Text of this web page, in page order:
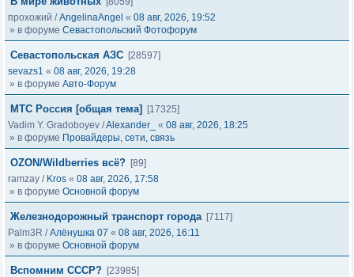
прохожий /AngelinaAngel « 08 авг, 2026, 19:52
» в форуме Севастопольский Фотофорум
Севастопольская АЗС [28597]
sevazs1 « 08 авг, 2026, 19:28
» в форуме Авто-Форум
МТС Россия [общая тема]
[17325]
Vadim Y. Gradoboyev /Alexander_ « 08 авг, 2026, 18:25
» в форуме Провайдеры, сети, связь
OZON/Wildberries всё? [89]
ramzay / Kros « 08 авг, 2026, 17:58
» в форуме Основной форум
Железнодорожный транспорт города [7117]
Palm3R /Алёнушка 07 « 08 авг, 2026, 16:11
» в форуме Основной форум
Вспомним СССР? [23985]